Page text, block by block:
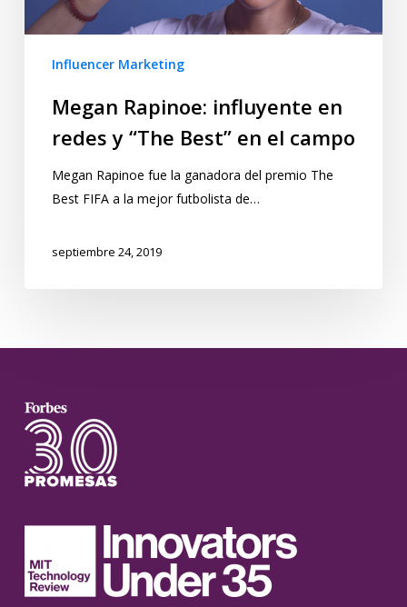
Influencer Marketing
Megan Rapinoe: influyente en
redes y “The Best” en el campo
Megan Rapinoe fue la ganadora del premio The
Best FIFA a la mejor futbolista de…
septiembre 24, 2019